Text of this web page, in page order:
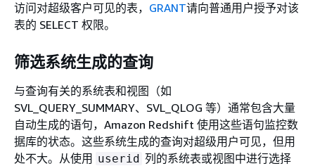
访问对超级客户可见的表， GRANT请向普通用户授予对该
表的 SELECT 权限。
筛选系统生成的查询
与查询有关的系统表和视图（如
SVL_QUERY_SUMMARY、SVL_QLOG 等）通常包含大量
自动生成的语句，Amazon Redshift 使用这些语句监控数
据库的状态。这些系统生成的查询对超级用户可见，但用
处不大。从使用 userid 列的系统表或视图中进行选择